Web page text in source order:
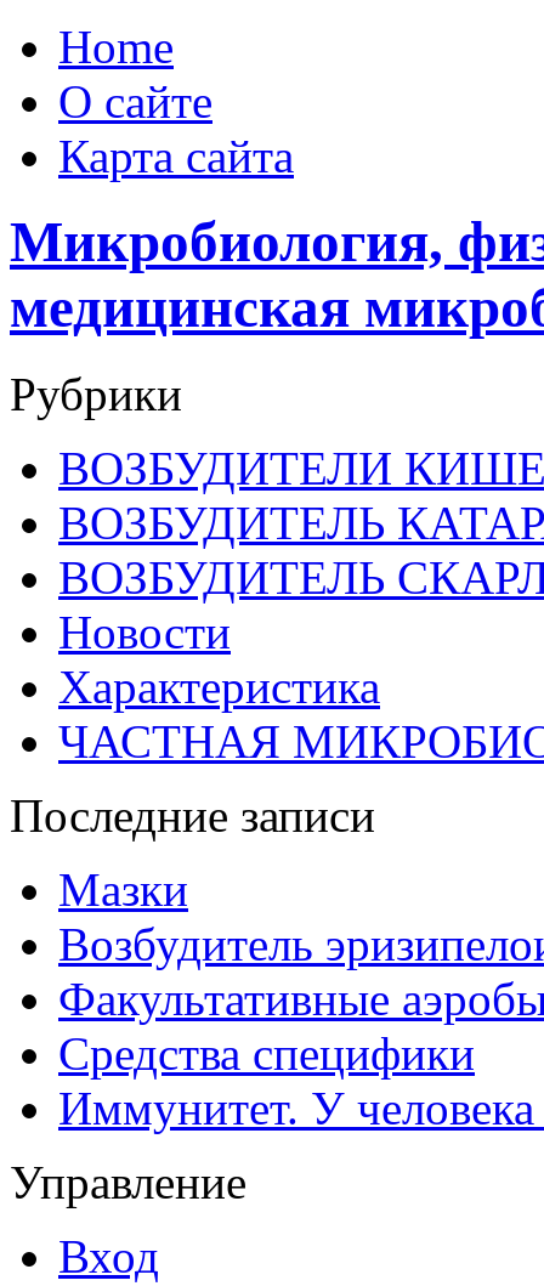
Home
О сайте
Карта сайта
Микробиология,
медицинская
Рубрики
ВОЗБУДИТЕЛИ
ВОЗБУДИТЕЛЬ
ВОЗБУДИТЕЛЬ
Новости
Характеристика
ЧАСТНАЯ
Последние записи
Мазки
Возбудитель
Факультативные
Средства специфики
Иммунитет. У человека
Управление
Вход